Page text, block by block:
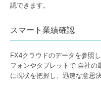
認できます。
スマート業績確認
FX4クラウドのデータを参照
フォンやタブレットで 自社の
に現状を把握し、迅速な意思